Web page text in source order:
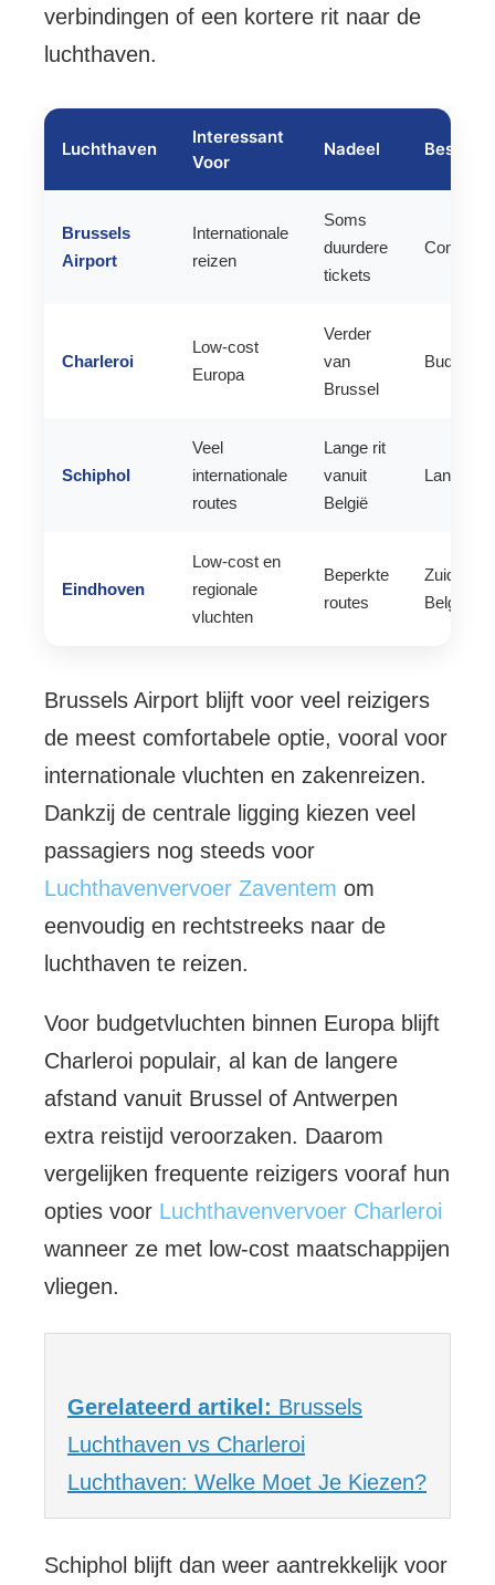
verbindingen of een kortere rit naar de
luchthaven.
Luchthaven
Interessant
Voor
Nadeel Beste
Brussels
Airport
Internationale
reizen
Soms
duurdere
tickets
Comfort
Charleroi
Low-cost
Europa
Verder
van
Brussel
Budget
Schiphol
Veel
internationale
routes
Lange rit
vanuit
België
Eindhoven
Low-cost en
regionale
vluchten
Beperkte
routes
Zuid/
België
Brussels Airport blijft voor veel reizigers
de meest comfortabele optie, vooral voor
internationale vluchten en zakenreizen.
Dankzij de centrale ligging kiezen veel
passagiers nog steeds voor
Luchthavenvervoer Zaventem om
eenvoudig en rechtstreeks naar de
luchthaven te reizen.
Voor budgetvluchten binnen Europa blijft
Charleroi populair, al kan de langere
afstand vanuit Brussel of Antwerpen
extra reistijd veroorzaken. Daarom
vergelijken frequente reizigers vooraf hun
opties voor Luchthavenvervoer Charleroi
wanneer ze met low-cost maatschappijen
vliegen.
Gerelateerd artikel: Brussels
Luchthaven vs Charleroi
Luchthaven: Welke Moet Je Kiezen?
Schiphol blijft dan weer aantrekkelijk voor